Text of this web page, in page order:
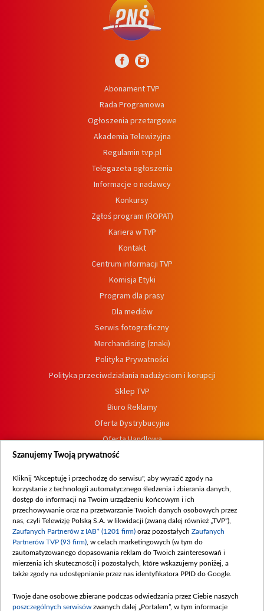
Abonament TVP
Rada Programowa
Ogłoszenia przetargowe
Akademia Telewizyjna
Regulamin tvp.pl
Telegazeta ogłoszenia
Informacje o nadawcy
Konkursy
Zgłoś program (ROPAT)
Kariera w TVP
Kontakt
Centrum informacji TVP
Komisja Etyki
Program dla prasy
Dla mediów
Serwis fotograficzny
Merchandising (znaki)
Polityka Prywatności
Polityka przeciwdziałania nadużyciom i korupcji
Sklep TVP
Biuro Reklamy
Oferta Dystrybucyjna
Oferta Handlowa
Dostępność
Procedura zgłoszeń wewnętrznych
Szanujemy Twoją prywatność
Kliknij "Akceptuję i przechodzę do serwisu", aby wyrazić zgody na
korzystanie z technologii automatycznego śledzenia i zbierania danych,
dostęp do informacji na Twoim urządzeniu końcowym i ich
przechowywanie oraz na przetwarzanie Twoich danych osobowych przez
nas, czyli Telewizję Polską S.A. w likwidacji (zwaną dalej również „TVP”),
Zaufanych Partnerów z IAB* (1201 firm) oraz pozostałych Zaufanych
Partnerów TVP (93 firm) , w celach marketingowych (w tym do
zautomatyzowanego dopasowania reklam do Twoich zainteresowań i
mierzenia ich skuteczności) i pozostałych, które wskazujemy poniżej, a
także zgody na udostępnianie przez nas identyfikatora PPID do Google.
Twoje dane osobowe zbierane podczas odwiedzania przez Ciebie naszych
poszczególnych serwisów zwanych dalej „Portalem”, w tym informacje